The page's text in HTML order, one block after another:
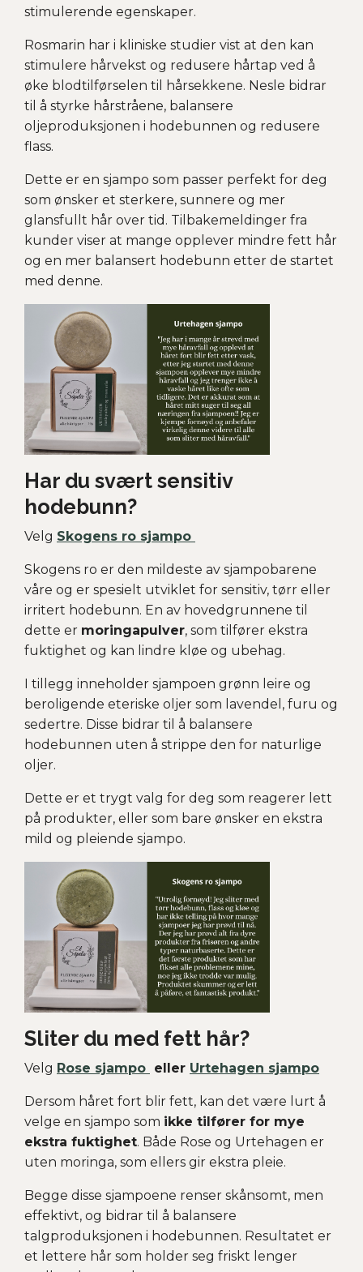
stimulerende egenskaper.
Rosmarin har i kliniske studier vist at den kan
stimulere hårvekst og redusere hårtap ved å
øke blodtilførselen til hårsekkene. Nesle bidrar
til å styrke hårstråene, balansere
oljeproduksjonen i hodebunnen og redusere
flass.
Dette er en sjampo som passer perfekt for deg
som ønsker et sterkere, sunnere og mer
glansfullt hår over tid. Tilbakemeldinger fra
kunder viser at mange opplever mindre fett hår
og en mer balansert hodebunn etter de startet
med denne.
Har du svært sensitiv
hodebunn?
Velg Skogens ro sjampo
Skogens ro er den mildeste av sjampobarene
våre og er spesielt utviklet for sensitiv, tørr eller
irritert hodebunn. En av hovedgrunnene til
dette er moringapulver, som tilfører ekstra
fuktighet og kan lindre kløe og ubehag.
I tillegg inneholder sjampoen grønn leire og
beroligende eteriske oljer som lavendel, furu og
sedertre. Disse bidrar til å balansere
hodebunnen uten å strippe den for naturlige
oljer.
Dette er et trygt valg for deg som reagerer lett
på produkter, eller som bare ønsker en ekstra
mild og pleiende sjampo.
Sliter du med fett hår?
Velg Rose sjampo eller Urtehagen sjampo
Dersom håret fort blir fett, kan det være lurt å
velge en sjampo som ikke tilfører for mye
ekstra fuktighet. Både Rose og Urtehagen er
uten moringa, som ellers gir ekstra pleie.
Begge disse sjampoene renser skånsomt, men
effektivt, og bidrar til å balansere
talgproduksjonen i hodebunnen. Resultatet er
et lettere hår som holder seg friskt lenger